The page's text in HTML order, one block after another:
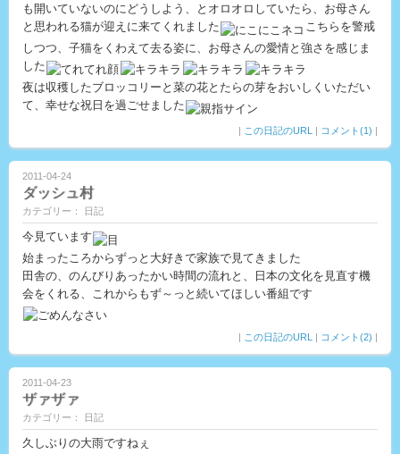
も開いていないのにどうしよう、とオロオロしていたら、お母さん
と思われる猫が迎えに来てくれました
こちらを警戒
しつつ、子猫をくわえて去る姿に、お母さんの愛情と強さを感じま
した
夜は収穫したブロッコリーと菜の花とたらの芽をおいしくいただい
て、幸せな祝日を過ごせました
| この日記のURL | コメント(1) |
2011-04-24
ダッシュ村
カテゴリー： 日記
今見ています
始まったころからずっと大好きで家族で見てきました
田舎の、のんびりあったかい時間の流れと、日本の文化を見直す機
会をくれる、これからもず～っと続いてほしい番組です
| この日記のURL | コメント(2) |
2011-04-23
ザァザァ
カテゴリー： 日記
久しぶりの大雨ですねぇ